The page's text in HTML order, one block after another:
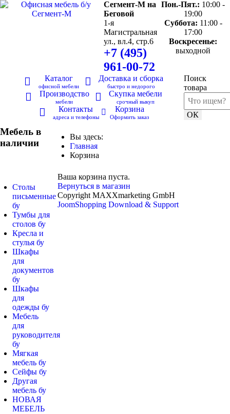
Сегмент-М на
Беговой
1-я
Магистральная
ул., вл.4, стр.6
+7 (495)
961-00-72
Пон.-Пят.: 10:00 -
19:00
Суббота: 11:00 -
17:00
Воскресенье:
выходной
Каталог
офисной мебели
Доставка и сборка
быстро и недорого
Производство
мебели
Скупка мебели
срочный выкуп
Контакты
адреса и телефоны
Корзина
Оформить заказ
Поиск
товара
ОК
Мебель в
наличии
Столы
письменные
бу
Тумбы для
столов бу
Кресла и
стулья бу
Шкафы
для
документов
бу
Шкафы
для
одежды бу
Мебель
для
руководителя
бу
Мягкая
мебель бу
Сейфы бу
Другая
мебель бу
НОВАЯ
МЕБЕЛЬ
Вы здесь:
Главная
Корзина
Ваша корзина пуста.
Вернуться в магазин
Copyright MAXXmarketing GmbH
JoomShopping Download & Support